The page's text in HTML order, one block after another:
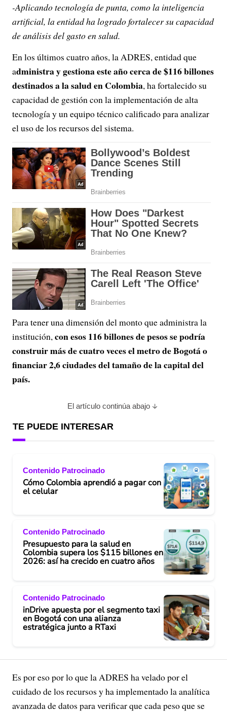
-Aplicando tecnología de punta, como la inteligencia
artificial, la entidad ha logrado fortalecer su capacidad
de análisis del gasto en salud.
En los últimos cuatro años, la ADRES, entidad que
administra y gestiona este año cerca de $116 billones
destinados a la salud en Colombia, ha fortalecido su
capacidad de gestión con la implementación de alta
tecnología y un equipo técnico calificado para analizar
el uso de los recursos del sistema.
Para tener una dimensión del monto que administra la
institución,con esos 116 billones de pesos se podría
construir más de cuatro veces el metro de Bogotá o
financiar 2,6 ciudades del tamaño de la capital del
país.
El artículo continúa abajo
TE PUEDE INTERESAR
Contenido Patrocinado
Cómo Colombia aprendió a pagar con
el celular
Contenido Patrocinado
Presupuesto para la salud en
Colombia supera los $115 billones en
2026: así ha crecido en cuatro años
Contenido Patrocinado
inDrive apuesta por el segmento taxi
en Bogotá con una alianza
estratégica junto a RTaxi
Es por eso por lo que la ADRES ha velado por el
cuidado de los recursos y ha implementado la analítica
avanzada de datos para verificar que cada peso que se